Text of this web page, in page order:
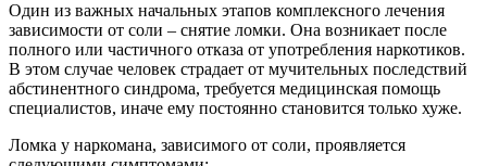
Один из важных начальных этапов комплексного лечения
зависимости от соли – снятие ломки. Она возникает после
полного или частичного отказа от употребления наркотиков.
В этом случае человек страдает от мучительных последствий
абстинентного синдрома, требуется медицинская помощь
специалистов, иначе ему постоянно становится только хуже.
Ломка у наркомана, зависимого от соли, проявляется